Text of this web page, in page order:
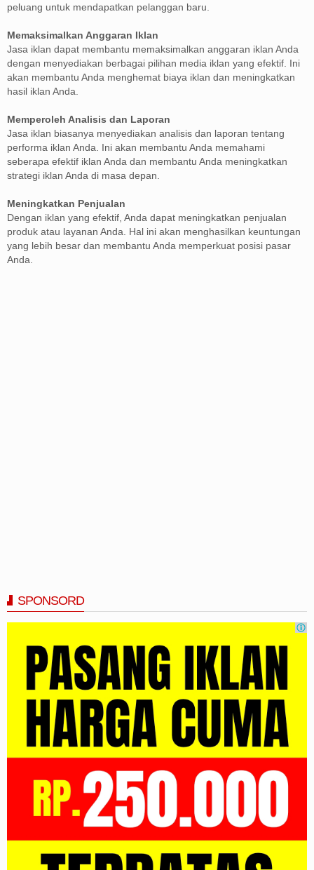
peluang untuk mendapatkan pelanggan baru.
Memaksimalkan Anggaran Iklan
Jasa iklan dapat membantu memaksimalkan anggaran iklan Anda
dengan menyediakan berbagai pilihan media iklan yang efektif. Ini
akan membantu Anda menghemat biaya iklan dan meningkatkan
hasil iklan Anda.
Memperoleh Analisis dan Laporan
Jasa iklan biasanya menyediakan analisis dan laporan tentang
performa iklan Anda. Ini akan membantu Anda memahami
seberapa efektif iklan Anda dan membantu Anda meningkatkan
strategi iklan Anda di masa depan.
Meningkatkan Penjualan
Dengan iklan yang efektif, Anda dapat meningkatkan penjualan
produk atau layanan Anda. Hal ini akan menghasilkan keuntungan
yang lebih besar dan membantu Anda memperkuat posisi pasar
Anda.
SPONSORD